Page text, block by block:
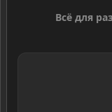
Всё для